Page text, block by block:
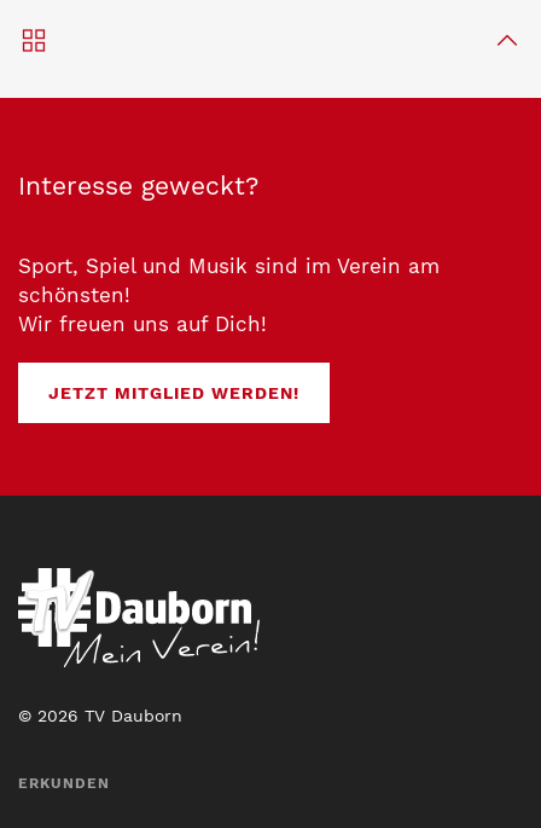
Interesse geweckt?
Sport, Spiel und Musik sind im Verein am
schönsten!
Wir freuen uns auf Dich!
JETZT MITGLIED WERDEN!
© 2026 TV Dauborn
ERKUNDEN